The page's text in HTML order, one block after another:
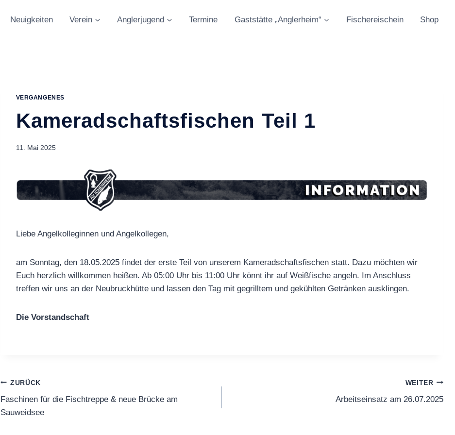
Neuigkeiten Verein Anglerjugend Termine Gaststätte „Anglerheim“ Fischereischein Shop
VERGANGENES
Kameradschaftsfischen Teil 1
11. Mai 2025
Liebe Angelkolleginnen und Angelkollegen,
am Sonntag, den 18.05.2025 findet der erste Teil von unserem Kameradschaftsfischen statt. Dazu möchten wir
Euch herzlich willkommen heißen. Ab 05:00 Uhr bis 11:00 Uhr könnt ihr auf Weißfische angeln. Im Anschluss
treffen wir uns an der Neubruckhütte und lassen den Tag mit gegrilltem und gekühlten Getränken ausklingen.
Die Vorstandschaft
Beitragsnavigation
ZURÜCK
Faschinen für die Fischtreppe & neue Brücke am
Sauweidsee
WEITER
Arbeitseinsatz am 26.07.2025